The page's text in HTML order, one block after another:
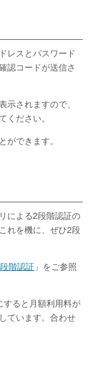
レスとパスワード
認コードが送信さ
されますので、
ください。
ができます。
による2段階認証の
れを機に、ぜひ2段
階認証 」をご参照
すると月額利用料が
ています。合わせ